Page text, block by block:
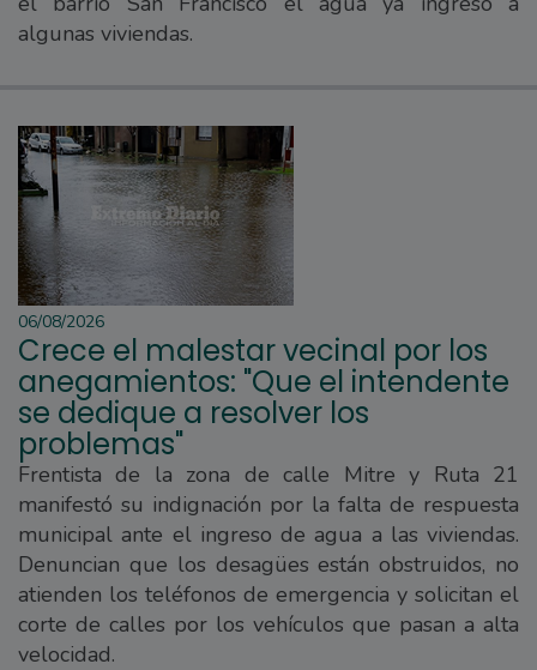
algunas viviendas.
06/08/2026
Crece el malestar vecinal por los
anegamientos: "Que el intendente
se dedique a resolver los
problemas"
Frentista de la zona de calle Mitre y Ruta 21
manifestó su indignación por la falta de respuesta
municipal ante el ingreso de agua a las viviendas.
Denuncian que los desagües están obstruidos, no
atienden los teléfonos de emergencia y solicitan el
corte de calles por los vehículos que pasan a alta
velocidad.